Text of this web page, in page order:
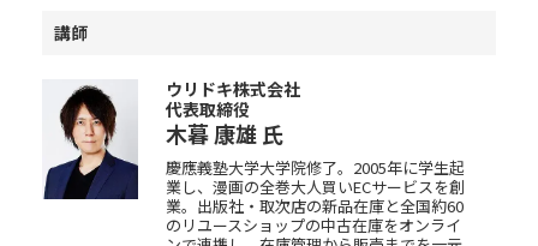
講師
ウリドキ株式会社
代表取締役
木暮 康雄 氏
慶應義塾大学大学院修了。2005年に学生起
業し、漫画の全巻大人買いECサービスを創
業。出版社・取次店の新品在庫と全国約60
のリユースショップの中古在庫をオンライ